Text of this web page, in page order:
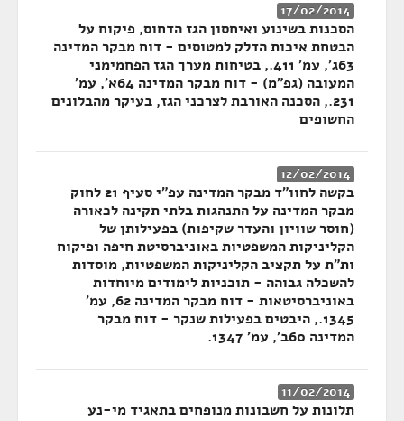
17/02/2014
הסכנות בשינוע ואיחסון הגז הדחוס, פיקוח על
הבטחת איכות הדלק למטוסים - דוח מבקר המדינה
63ג', עמ' 411., בטיחות מערך הגז הפחמימני
המעובה (גפ"מ) - דוח מבקר המדינה 64א', עמ'
231., הסכנה האורבת לצרכני הגז, בעיקר מהבלונים
החשופים
12/02/2014
בקשה לחוו"ד מבקר המדינה עפ"י סעיף 21 לחוק
מבקר המדינה על התנהגות בלתי תקינה לכאורה
(חוסר שוויון והעדר שקיפות) בפעילותן של
הקליניקות המשפטיות באוניברסיטת חיפה ופיקוח
ות"ת על תקציב הקליניקות המשפטיות, מוסדות
להשכלה גבוהה - תוכניות לימודים מיוחדות
באוניברסיטאות - דוח מבקר המדינה 62, עמ'
1345., היבטים בפעילות שנקר - דוח מבקר
המדינה 60ב', עמ' 1347.
11/02/2014
תלונות על חשבונות מנופחים בתאגיד מי-נע